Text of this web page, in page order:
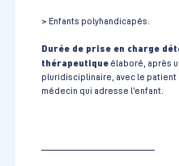
> Enfants polyhandicapés.
Durée de prise en charge
thérapeutiqueélaboré, après
pluridisciplinaire, avec le patient
médecin qui adresse l’enfant.